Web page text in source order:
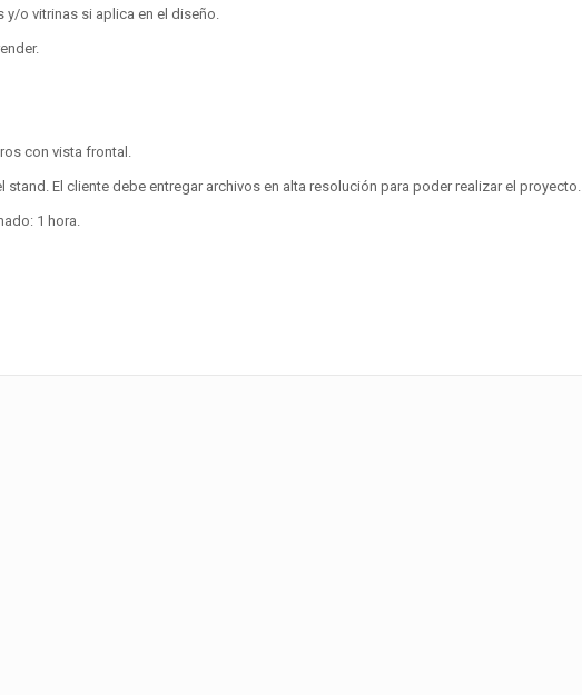
y/o vitrinas si aplica en el diseño.
con vista frontal.
El cliente debe entregar archivos en alta resolución para poder realizar el proyecto.
1 hora.